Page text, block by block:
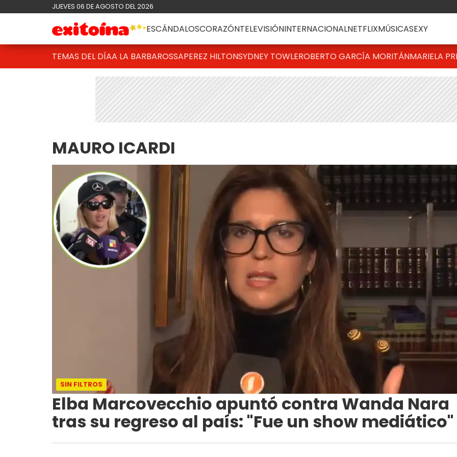
JUEVES 06 DE AGOSTO DEL 2026
ESCÁNDALOSCORAZÓNTELEVISIÓNINTERNACIONALNETFLIXMÚSICASEXY
TEMAS DEL DÍAA LA BARBAROSSAPEREZ HILTONSYDNEY TOWLEROBERTO GARCÍA MORITÁNMARIELA
MAURO ICARDI
SIN FILTROS
Elba Marcovecchio apuntó contra Wanda Nara
tras su regreso al país: "Fue un show mediático"